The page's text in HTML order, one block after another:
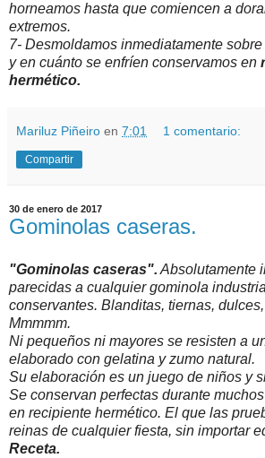
horneamos hasta que comiencen a
extremos.
7- Desmoldamos inmediatamente sobre
y en cuánto se enfríen conservamos en
hermético.
Mariluz Piñeiro en 7:01 1 comentario:
Compartir
30 de enero de 2017
Gominolas caseras.
"Gominolas caseras". Absolutamente
parecidas a cualquier gominola
conservantes. Blanditas, tiernas,
Mmmmm.
Ni pequeños ni mayores se resisten a
elaborado con gelatina y zumo natural.
Su elaboración es un juego de niños y
Se conservan perfectas durante
en recipiente hermético. El que las
reinas de cualquier fiesta, sin importar
Receta.